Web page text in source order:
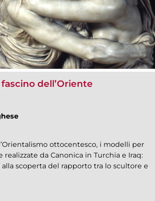
dell’Oriente
ottocentesco, i modelli per
da Canonica in Turchia e Iraq:
scoperta del rapporto tra lo scultore e